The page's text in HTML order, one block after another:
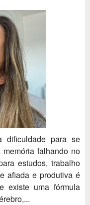
dificuldade para se
falhando no
estudos, trabalho
afiada e produtiva é
existe uma fórmula